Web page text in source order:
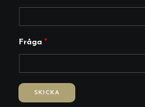
a
F
å
g
Fråga *
SKICKA